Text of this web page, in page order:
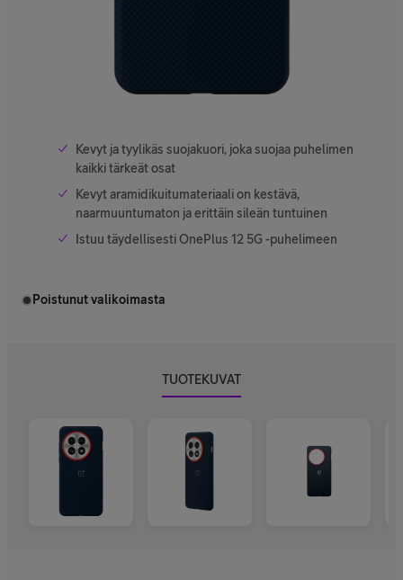
Kevyt ja tyylikäs suojakuori, joka suojaa puhelimen
kaikki tärkeät osat
Kevyt aramidikuitumateriaali on kestävä,
naarmuuntumaton ja erittäin sileän tuntuinen
Istuu täydellisesti OnePlus 12 5G -puhelimeen
Poistunut valikoimasta
TUOTEKUVAT